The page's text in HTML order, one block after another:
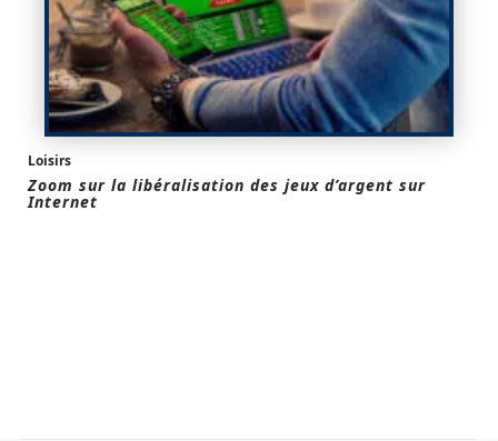
Loisirs
Zoom sur la libéralisation des jeux d’argent sur
Internet